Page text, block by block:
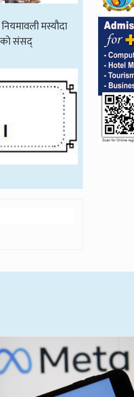
मस्यौदा
संसद्